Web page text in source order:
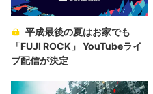
平成最後の夏はお家でも
「FUJI ROCK」 YouTubeライ
ブ配信が決定